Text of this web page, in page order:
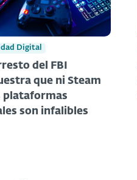
Digital
del FBI
que ni Steam
plataformas
son infalibles